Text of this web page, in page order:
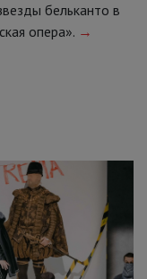
бельканто в
опера». →